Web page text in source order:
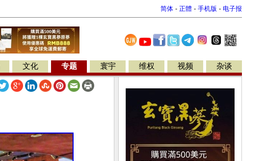
简体 - 正體 - 手机版 - 电子报
文化 专题 寰宇 维权 视频 杂谈